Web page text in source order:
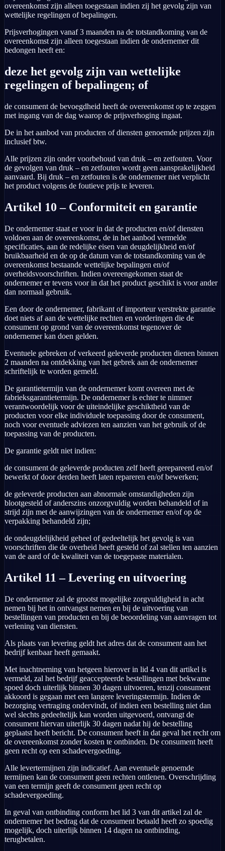
overeenkomst zijn alleen toegestaan indien zij het gevolg zijn van
wettelijke regelingen of bepalingen.
Prijsverhogingen vanaf 3 maanden na de totstandkoming van de
overeenkomst zijn alleen toegestaan indien de ondernemer dit
bedongen heeft en:
deze het gevolg zijn van wettelijke
regelingen of bepalingen; of
de consument de bevoegdheid heeft de overeenkomst op te zeggen
met ingang van de dag waarop de prijsverhoging ingaat.
De in het aanbod van producten of diensten genoemde prijzen zijn
inclusief btw.
Alle prijzen zijn onder voorbehoud van druk – en zetfouten. Voor
de gevolgen van druk – en zetfouten wordt geen aansprakelijkheid
aanvaard. Bij druk – en zetfouten is de ondernemer niet verplicht
het product volgens de foutieve prijs te leveren.
Artikel 10 – Conformiteit en garantie
De ondernemer staat er voor in dat de producten en/of diensten
voldoen aan de overeenkomst, de in het aanbod vermelde
specificaties, aan de redelijke eisen van deugdelijkheid en/of
bruikbaarheid en de op de datum van de totstandkoming van de
overeenkomst bestaande wettelijke bepalingen en/of
overheidsvoorschriften. Indien overeengekomen staat de
ondernemer er tevens voor in dat het product geschikt is voor ander
dan normaal gebruik.
Een door de ondernemer, fabrikant of importeur verstrekte garantie
doet niets af aan de wettelijke rechten en vorderingen die de
consument op grond van de overeenkomst tegenover de
ondernemer kan doen gelden.
Eventuele gebreken of verkeerd geleverde producten dienen binnen
2 maanden na ontdekking van het gebrek aan de ondernemer
schriftelijk te worden gemeld.
De garantietermijn van de ondernemer komt overeen met de
fabrieksgarantietermijn. De ondernemer is echter te nimmer
verantwoordelijk voor de uiteindelijke geschiktheid van de
producten voor elke individuele toepassing door de consument,
noch voor eventuele adviezen ten aanzien van het gebruik of de
toepassing van de producten.
De garantie geldt niet indien:
de consument de geleverde producten zelf heeft gerepareerd en/of
bewerkt of door derden heeft laten repareren en/of bewerken;
de geleverde producten aan abnormale omstandigheden zijn
blootgesteld of anderszins onzorgvuldig worden behandeld of in
strijd zijn met de aanwijzingen van de ondernemer en/of op de
verpakking behandeld zijn;
de ondeugdelijkheid geheel of gedeeltelijk het gevolg is van
voorschriften die de overheid heeft gesteld of zal stellen ten aanzien
van de aard of de kwaliteit van de toegepaste materialen.
Artikel 11 – Levering en uitvoering
De ondernemer zal de grootst mogelijke zorgvuldigheid in acht
nemen bij het in ontvangst nemen en bij de uitvoering van
bestellingen van producten en bij de beoordeling van aanvragen tot
verlening van diensten.
Als plaats van levering geldt het adres dat de consument aan het
bedrijf kenbaar heeft gemaakt.
Met inachtneming van hetgeen hierover in lid 4 van dit artikel is
vermeld, zal het bedrijf geaccepteerde bestellingen met bekwame
spoed doch uiterlijk binnen 30 dagen uitvoeren, tenzij consument
akkoord is gegaan met een langere leveringstermijn. Indien de
bezorging vertraging ondervindt, of indien een bestelling niet dan
wel slechts gedeeltelijk kan worden uitgevoerd, ontvangt de
consument hiervan uiterlijk 30 dagen nadat hij de bestelling
geplaatst heeft bericht. De consument heeft in dat geval het recht om
de overeenkomst zonder kosten te ontbinden. De consument heeft
geen recht op een schadevergoeding.
Alle levertermijnen zijn indicatief. Aan eventuele genoemde
termijnen kan de consument geen rechten ontlenen. Overschrijding
van een termijn geeft de consument geen recht op
schadevergoeding.
In geval van ontbinding conform het lid 3 van dit artikel zal de
ondernemer het bedrag dat de consument betaald heeft zo spoedig
mogelijk, doch uiterlijk binnen 14 dagen na ontbinding,
terugbetalen.